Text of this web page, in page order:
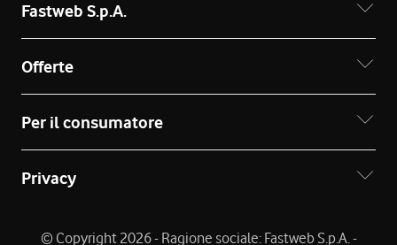
Fastweb S.p.A.
Offerte
Per il consumatore
Privacy
© Copyright 2026 - Ragione sociale: Fastweb S.p.A. -